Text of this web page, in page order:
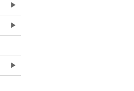
▶
▶
▶